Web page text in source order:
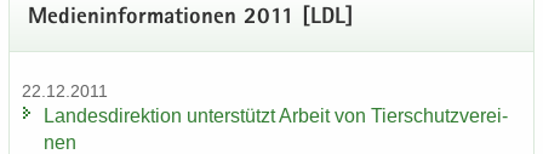
Me­di­en­in­for­ma­tio­nen 2011 [LDL]
22.12.2011
Lan­des­di­rek­ti­on un­ter­stützt Ar­beit von Tier­schutz­ver­ei­
nen